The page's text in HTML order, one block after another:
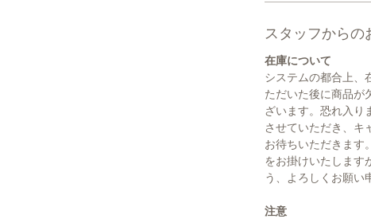
スタッフからの
在庫について
システムの都合上、
ただいた後に商品が
ざいます。恐れ入り
させていただき、キ
お待ちいただきます
をお掛けいたします
う、よろしくお願い
注意